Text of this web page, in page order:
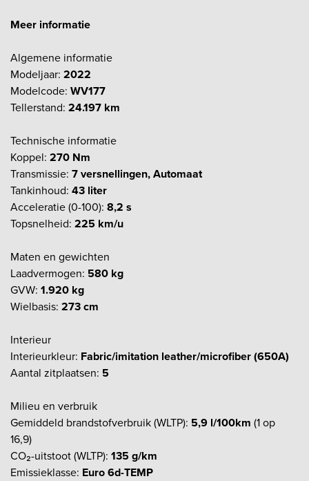
Meer informatie
Algemene informatie
Modeljaar: 2022
Modelcode: WV177
Tellerstand: 24.197 km
Technische informatie
Koppel: 270 Nm
Transmissie: 7 versnellingen, Automaat
Tankinhoud: 43 liter
Acceleratie (0-100): 8,2 s
Topsnelheid: 225 km/u
Maten en gewichten
Laadvermogen: 580 kg
GVW: 1.920 kg
Wielbasis: 273 cm
Interieur
Interieurkleur: Fabric/imitation leather/microfiber (650A)
Aantal zitplaatsen: 5
Milieu en verbruik
Gemiddeld brandstofverbruik (WLTP): 5,9 l/100km (1 op
16,9)
CO₂-uitstoot (WLTP): 135 g/km
Emissieklasse: Euro 6d-TEMP